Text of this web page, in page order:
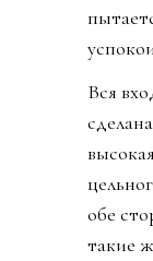
Вся
обе
такие